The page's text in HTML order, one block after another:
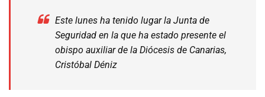
Este lunes ha tenido lugar la Junta de
Seguridad en la que ha estado presente el
obispo auxiliar de la Diócesis de Canarias,
Cristóbal Déniz